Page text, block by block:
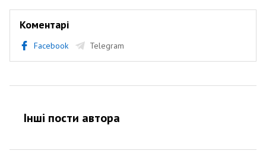
Коментарі
Facebook Telegram
Інші пости автора